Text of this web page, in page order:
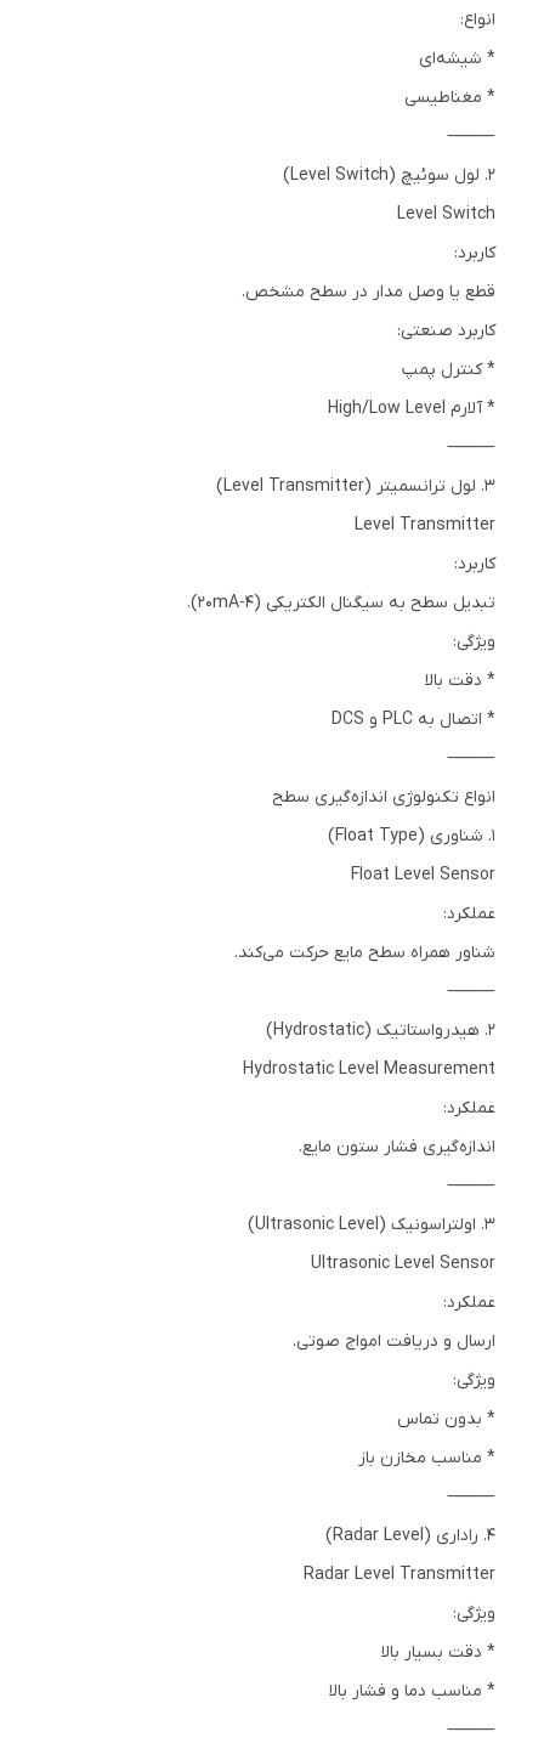
انواع:
* شیشه‌ای
* مغناطیسی
⸻
2. لول سوئیچ (Level Switch)
Level Switch
کاربرد:
قطع یا وصل مدار در سطح مشخص.
کاربرد صنعتی:
* کنترل پمپ
* آلارم High/Low Level
⸻
3. لول ترانسمیتر (Level Transmitter)
Level Transmitter
کاربرد:
تبدیل سطح به سیگنال الکتریکی (4-20mA).
ویژگی:
* دقت بالا
* اتصال به PLC و DCS
⸻
انواع تکنولوژی اندازه‌گیری سطح
1. شناوری (Float Type)
Float Level Sensor
عملکرد:
شناور همراه سطح مایع حرکت می‌کند.
⸻
2. هیدرواستاتیک (Hydrostatic)
Hydrostatic Level Measurement
عملکرد:
اندازه‌گیری فشار ستون مایع.
⸻
3. اولتراسونیک (Ultrasonic Level)
Ultrasonic Level Sensor
عملکرد:
ارسال و دریافت امواج صوتی.
ویژگی:
* بدون تماس
* مناسب مخازن باز
⸻
4. راداری (Radar Level)
Radar Level Transmitter
ویژگی:
* دقت بسیار بالا
* مناسب دما و فشار بالا
⸻